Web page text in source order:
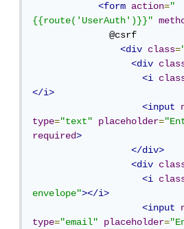
<form
action="
{{route('UserAuth')}}"
              @csrf
<div
class=
<div
<i
</i>
<input
type="text" placeholder=
required>
</div>
<div
<i
envelope"></i>
<input
type="email" placeholder=